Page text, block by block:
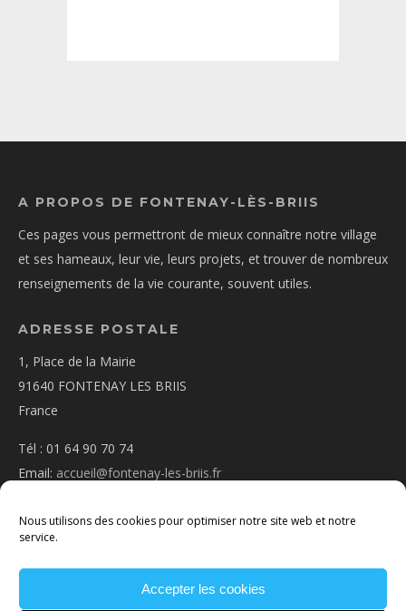
Nous utilisons des cookies pour optimiser notre site web et notre
service.
Accepter les cookies
A PROPOS DE FONTENAY-LÈS-BRIIS
Ces pages vous permettront de mieux connaître notre village
et ses hameaux, leur vie, leurs projets, et trouver de nombreux
renseignements de la vie courante, souvent utiles.
ADRESSE POSTALE
1, Place de la Mairie
91640 FONTENAY LES BRIIS
France
Tél : 01 64 90 70 74
Email: accueil@fontenay-les-briis.fr
NOUS CONTACTER